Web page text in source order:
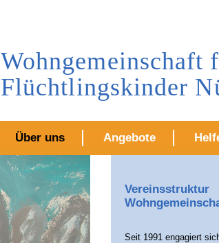
Wohngemeinschaft
Flüchtlingskinder
Über uns Angebote
Vereinsstruktur
Seit 1991 engagiert